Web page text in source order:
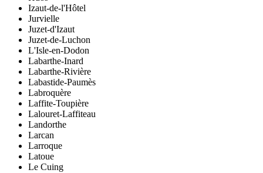
Izaut-de-l'Hôtel
Jurvielle
Juzet-d'Izaut
Juzet-de-Luchon
L'Isle-en-Dodon
Labarthe-Inard
Labarthe-Rivière
Labastide-Paumès
Labroquère
Laffite-Toupière
Lalouret-Laffiteau
Landorthe
Larcan
Larroque
Latoue
Le Cuing